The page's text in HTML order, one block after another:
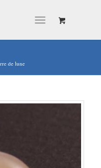
de lune